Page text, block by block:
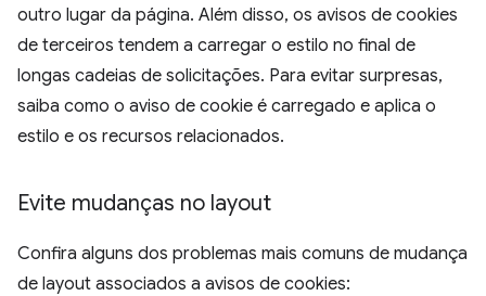
outro lugar da página. Além disso, os avisos de cookies
de terceiros tendem a carregar o estilo no final de
longas cadeias de solicitações. Para evitar surpresas,
saiba como o aviso de cookie é carregado e aplica o
estilo e os recursos relacionados.
Evite mudanças no layout
Confira alguns dos problemas mais comuns de mudança
de layout associados a avisos de cookies: